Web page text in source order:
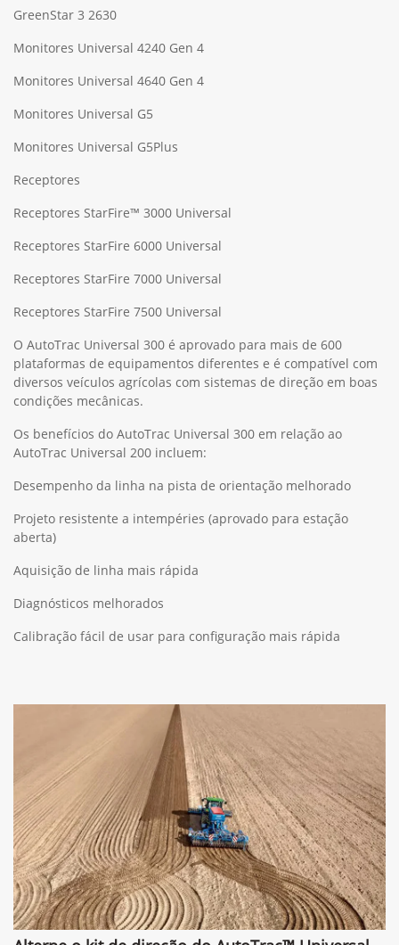
GreenStar 3 2630
Monitores Universal 4240 Gen 4
Monitores Universal 4640 Gen 4
Monitores Universal G5
Monitores Universal G5Plus
Receptores
Receptores StarFire™ 3000 Universal
Receptores StarFire 6000 Universal
Receptores StarFire 7000 Universal
Receptores StarFire 7500 Universal
O AutoTrac Universal 300 é aprovado para mais de 600
plataformas de equipamentos diferentes e é compatível com
diversos veículos agrícolas com sistemas de direção em boas
condições mecânicas.
Os benefícios do AutoTrac Universal 300 em relação ao
AutoTrac Universal 200 incluem:
Desempenho da linha na pista de orientação melhorado
Projeto resistente a intempéries (aprovado para estação
aberta)
Aquisição de linha mais rápida
Diagnósticos melhorados
Calibração fácil de usar para configuração mais rápida